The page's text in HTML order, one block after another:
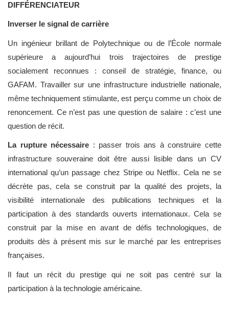
DIFFÉRENCIATEUR
Inverser le signal de carrière
Un ingénieur brillant de Polytechnique ou de l’École normale
supérieure a aujourd’hui trois trajectoires de prestige
socialement reconnues : conseil de stratégie, finance, ou
GAFAM. Travailler sur une infrastructure industrielle nationale,
même techniquement stimulante, est perçu comme un choix de
renoncement. Ce n’est pas une question de salaire : c’est une
question de récit.
La rupture nécessaire : passer trois ans à construire cette
infrastructure souveraine doit être aussi lisible dans un CV
international qu’un passage chez Stripe ou Netflix. Cela ne se
décrète pas, cela se construit par la qualité des projets, la
visibilité internationale des publications techniques et la
participation à des standards ouverts internationaux. Cela se
construit par la mise en avant de défis technologiques, de
produits dès à présent mis sur le marché par les entreprises
françaises.
Il faut un récit du prestige qui ne soit pas centré sur la
participation à la technologie américaine.